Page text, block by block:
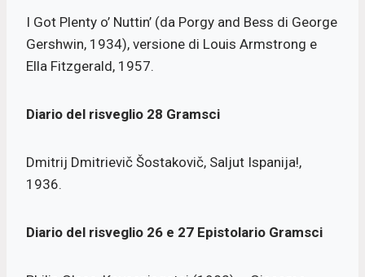
I Got Plenty o’ Nuttin’ (da Porgy and Bess di George
Gershwin, 1934), versione di Louis Armstrong e
Ella Fitzgerald, 1957.
Diario del risveglio 28 Gramsci
Dmitrij Dmitrievič Šostakovič, Saljut Ispanija!,
1936.
Diario del risveglio 26 e 27 Epistolario Gramsci